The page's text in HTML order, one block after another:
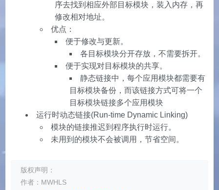
序去找到相应外部目标模块，装入内存，再
修改相对地址。
优点：
便于修改与更新。
各目标模块分开存放，不需要拆开。
便于实现对目标模块的共享。
静态链接中，每个应用模块都需要有
目标模块备份，而该链接方式可将一个
目标模块链接多个应用模块
运行时动态链接(Run-time Dynamic Linking)
模块的链接推迟到程序执行时运行。
未用到的模块不会被调用，节省空间。
版权声明：
作者：MWHLS